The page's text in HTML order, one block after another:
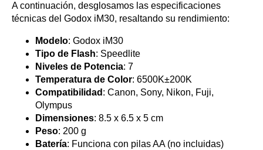
A continuación, desglosamos las especificaciones
técnicas del Godox iM30, resaltando su rendimiento:
Modelo: Godox iM30
Tipo de Flash: Speedlite
Niveles de Potencia: 7
Temperatura de Color: 6500K±200K
Compatibilidad : Canon, Sony, Nikon, Fuji,
Olympus
Dimensiones: 8.5 x 6.5 x 5 cm
Peso: 200 g
Batería: Funciona con pilas AA (no incluidas)